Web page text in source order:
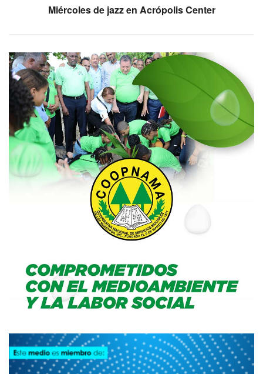
Miércoles de jazz en Acrópolis Center